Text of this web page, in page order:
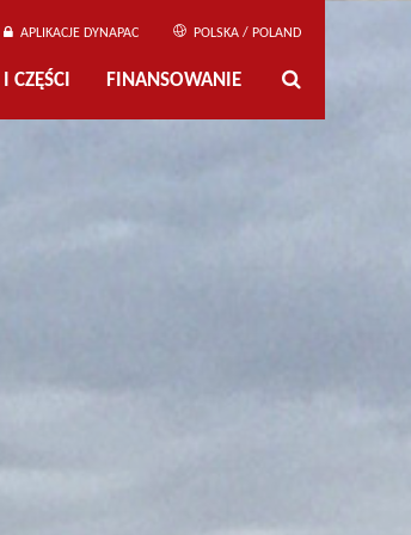
APLIKACJE DYNAPAC POLSKA / POLAND
CZĘŚCI FINANSOWANIE